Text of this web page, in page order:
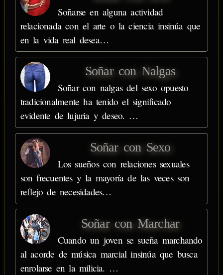
Soñarse en alguna actividad
relacionada con el arte o la ciencia insinúa que
en la vida real desea…
Soñar con Nalgas
Soñar con nalgas del sexo opuesto
tradicionalmente ha tenido el significado
evidente de lujuria y deseo. …
Soñar con Sexo
Los sueños con relaciones sexuales
son frecuentes y la mayoría de las veces son
reflejo de necesidades…
Soñar con Marchar
Cuando un joven se sueña marchando
al acorde de música marcial insinúa que busca
enrolarse en la milicia. …